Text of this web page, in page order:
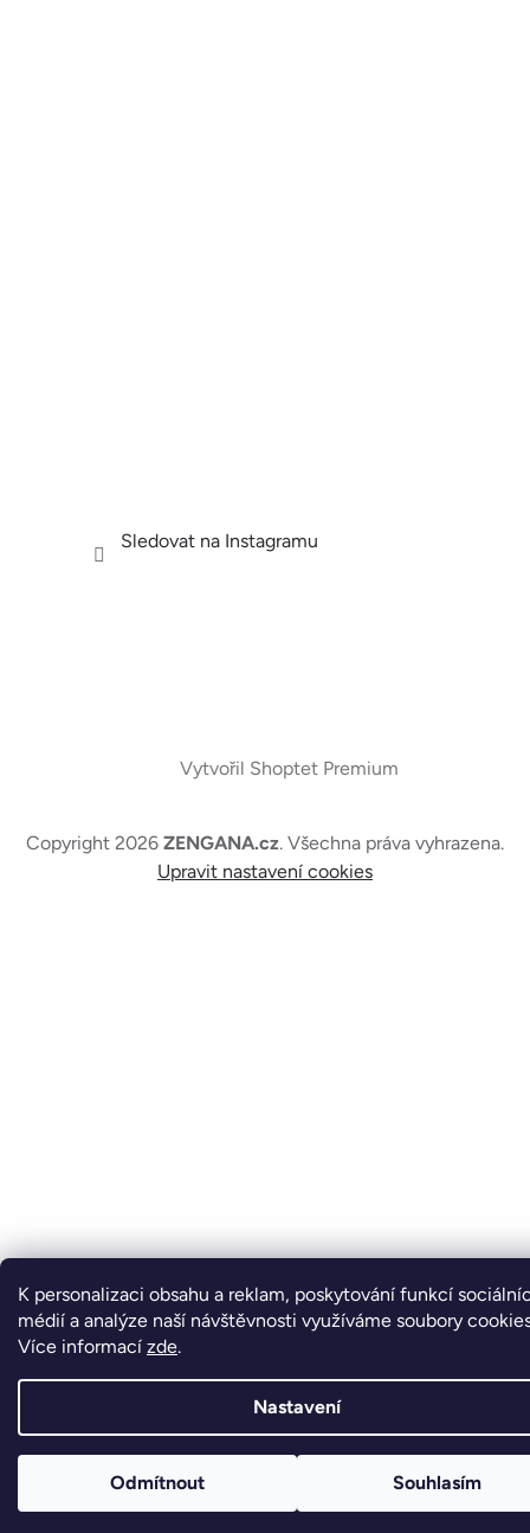
K personalizaci obsahu a reklam, poskytování funkcí
médií a analýze naší návštěvnosti využíváme soubory
Více informací zde.
Nastavení
Odmítnout Souhlasím
Sledovat na Instagramu
Vytvořil Shoptet Premium
Copyright 2026 ZENGANA.cz. Všechna práva vyhrazena.
Upravit nastavení cookies